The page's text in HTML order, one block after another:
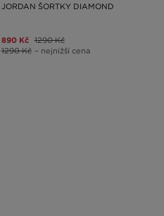
JORDAN ŠORTKY DIAMOND
890 Kč 1290 Kč
1290 Kč – nejnižší cena